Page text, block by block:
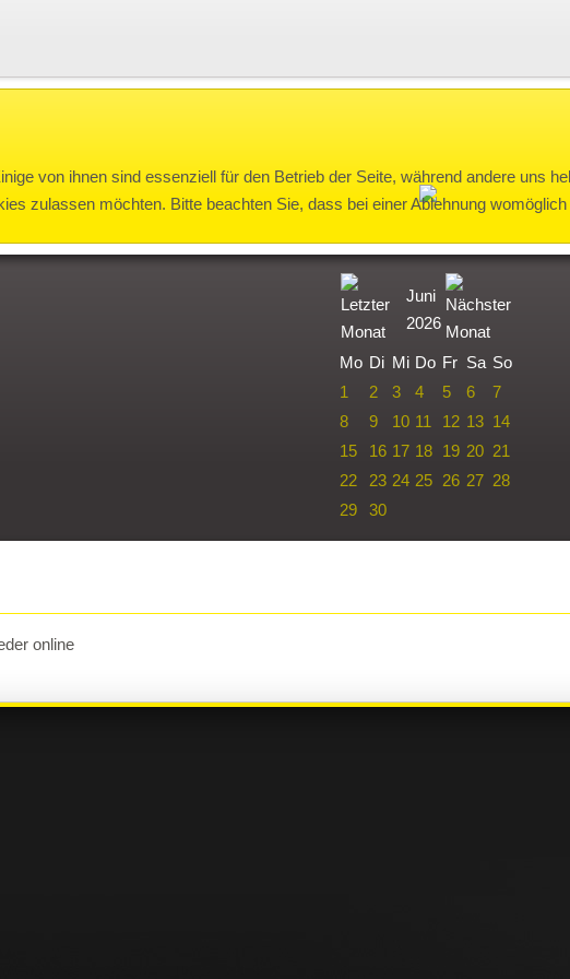
Juni
2026
Mo Di Mi Do Fr Sa So
1
2 3 4 5 6
7
8
9 10 11 12 13 14
15
16 17 18 19 20 21
22
23 24 25 26 27 28
29
30
online
von ihnen sind essenziell für den Betrieb der Seite, während andere uns
zulassen möchten. Bitte beachten Sie, dass bei einer Ablehnung